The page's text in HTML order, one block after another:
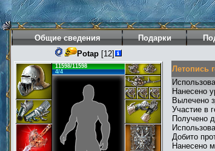
Общие сведения Подарки
Potap [12]
11598/11598
4/4
Летопись
Нанесено
Вылечено
Участие в
Получено
Добито
Нанесено